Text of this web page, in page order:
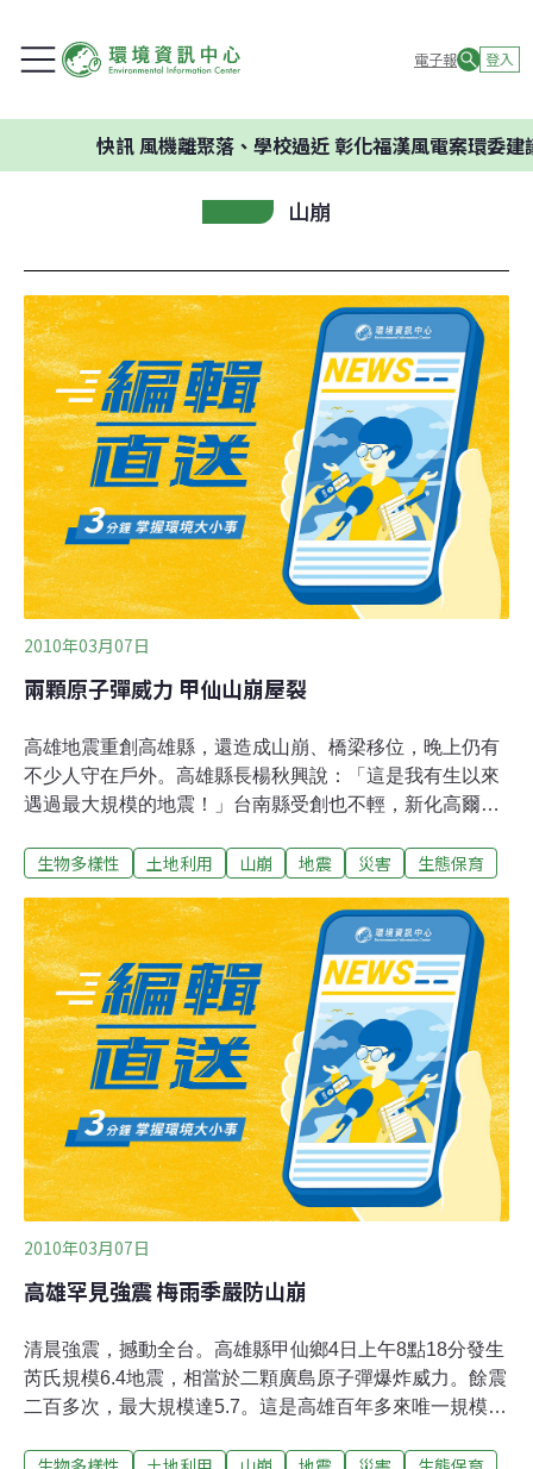
電子報 登入
風機離聚落、學校過近 彰化福漢風電案環委建議不應開
山崩
2010年03月07日
兩顆原子彈威力 甲仙山崩屋裂
高雄地震重創高雄縣，還造成山崩、橋梁移位，晚上仍有
不少人守在戶外。高雄縣長楊秋興說：「這是我有生以來
遇過最大規模的地震！」台南縣受創也不輕，新化高爾夫
房舍二樓變一樓，停放的轎車全被壓扁，幸好已無人居
倒、半倒或龜裂；地震後高鐵台中以南停駛；全台545066
戶停電，嘉義市有4500戶停水。高雄縣30餘人受傷、57間
房屋坍塌或龜裂，74所中小學受損，受災最嚴重。甲仙鄉
關山村關西巷、東和村油礦巷及白雲巷發生山崩。甲仙
鄉、六龜鄉公所等多處建築牆壁龜裂，六龜公所成危樓；
內門鄉觀亭村辦公處三樓建築，整棟坍塌，怵目驚心。
生物多樣性 土地利用 山崩 地震 災害 生態保育
2010年03月07日
高雄罕見強震 梅雨季嚴防山崩
清晨強震，撼動全台。高雄縣甲仙鄉4日上午8點18分發生
芮氏規模6.4地震，相當於二顆廣島原子彈爆炸威力。餘震
二百多次，最大規模達5.7。這是高雄百年多來唯一規模超
地震，震央位於成功地震站東偏南62.5公里。氣象局表